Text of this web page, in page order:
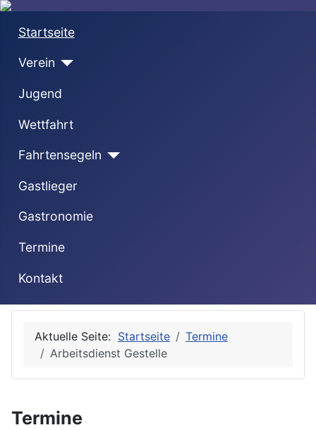
Startseite
Verein
Jugend
Wettfahrt
Fahrtensegeln
Gastlieger
Gastronomie
Termine
Kontakt
Aktuelle Seite: Startseite
Termine
Arbeitsdienst Gestelle
Termine